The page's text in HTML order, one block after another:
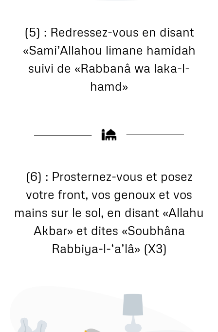
(5) : Redressez-vous en disant
«Sami’Allahou limane hamidah
suivi de «Rabbanâ wa laka-l-
hamd»
(6) : Prosternez-vous et posez
votre front, vos genoux et vos
mains sur le sol, en disant «Allahu
Akbar» et dites «Soubhâna
Rabbiya-l-‘a’lâ» (X3)